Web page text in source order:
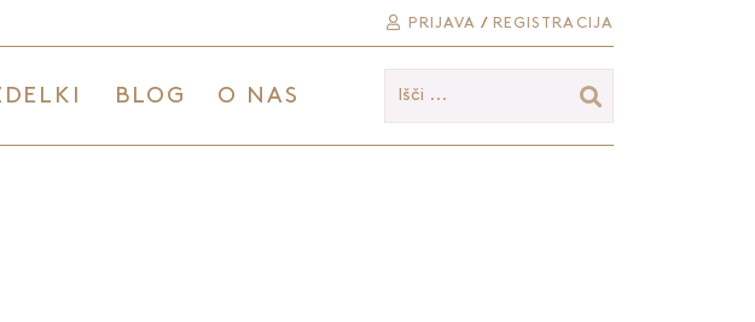
PRIJAVA / REGISTRACIJA
Išči ...
BLOG O NAS